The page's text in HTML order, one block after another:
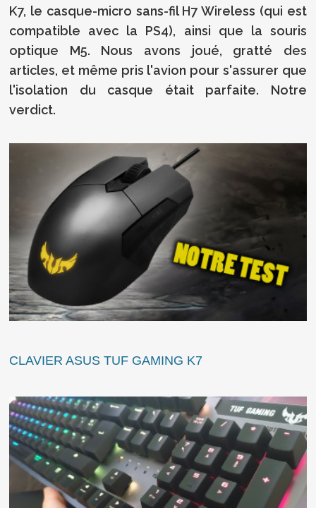
K7, le casque-micro sans-fil H7 Wireless (qui est
compatible avec la PS4), ainsi que la souris
optique M5. Nous avons joué, gratté des
articles, et même pris l'avion pour s'assurer que
l'isolation du casque était parfaite. Notre
verdict.
CLAVIER ASUS TUF GAMING K7